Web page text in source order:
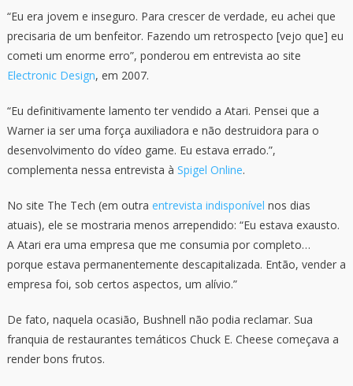
“Eu era jovem e inseguro. Para crescer de verdade, eu achei que
precisaria de um benfeitor. Fazendo um retrospecto [vejo que] eu
cometi um enorme erro”, ponderou em entrevista ao site
Electronic Design, em 2007.
“Eu definitivamente lamento ter vendido a Atari. Pensei que a
Warner ia ser uma força auxiliadora e não destruidora para o
desenvolvimento do vídeo game. Eu estava errado.”,
complementa nessa entrevista à Spigel Online.
No site The Tech (em outra entrevista indisponível nos dias
atuais), ele se mostraria menos arrependido: “Eu estava exausto.
A Atari era uma empresa que me consumia por completo…
porque estava permanentemente descapitalizada. Então, vender a
empresa foi, sob certos aspectos, um alívio.”
De fato, naquela ocasião, Bushnell não podia reclamar. Sua
franquia de restaurantes temáticos Chuck E. Cheese começava a
render bons frutos.